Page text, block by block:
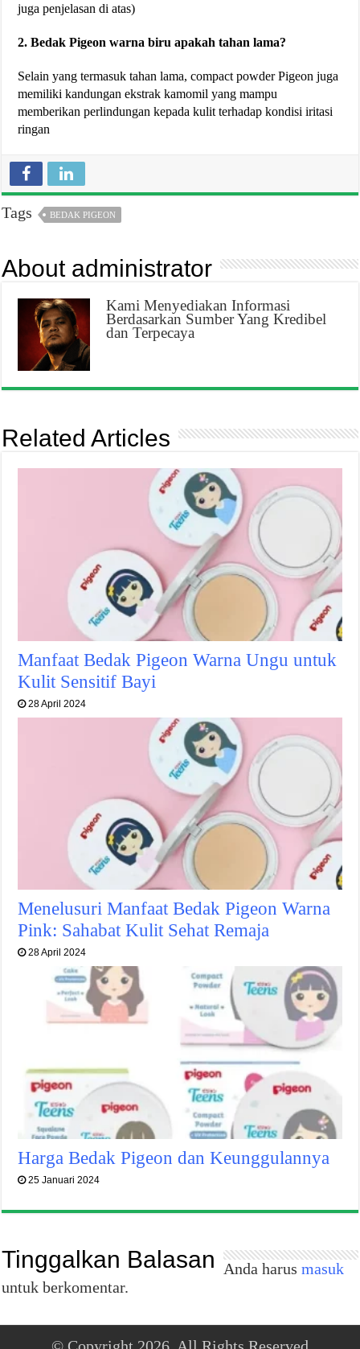
juga penjelasan di atas)
2. Bedak Pigeon warna biru apakah tahan lama?
Selain yang termasuk tahan lama, compact powder Pigeon juga
memiliki kandungan ekstrak kamomil yang mampu
memberikan perlindungan kepada kulit terhadap kondisi iritasi
ringan
Tags BEDAK PIGEON
About administrator
Kami Menyediakan Informasi
Berdasarkan Sumber Yang Kredibel
dan Terpecaya
Related Articles
Manfaat Bedak Pigeon Warna Ungu untuk
Kulit Sensitif Bayi
28 April 2024
Menelusuri Manfaat Bedak Pigeon Warna
Pink: Sahabat Kulit Sehat Remaja
28 April 2024
Harga Bedak Pigeon dan Keunggulannya
25 Januari 2024
Tinggalkan Balasan Anda harusmasuk
untuk berkomentar.